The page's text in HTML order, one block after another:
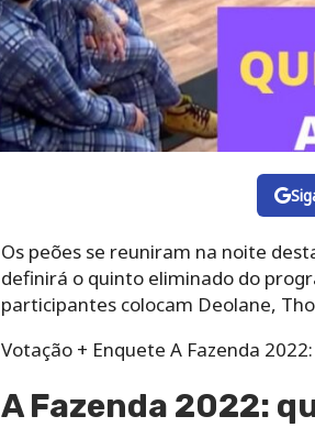
Os peões se reuniram na noite
definirá o quinto eliminado do
participantes colocam Deolane,
Votação + Enquete A Fazenda
A Fazenda 2022: